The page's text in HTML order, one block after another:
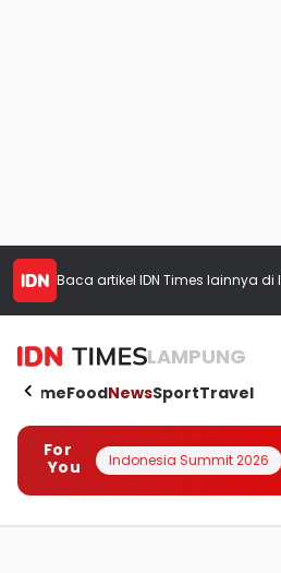
Baca artikel IDN Times lainnya di
LAMPUNG
HomeFoodNewsSportTravel
For
You
Indonesia Summit 2026